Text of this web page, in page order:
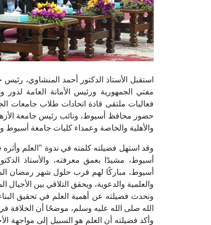
استقبل الأستاذ الدكتور أحمد المنشاوي،
مفتي الجمهورية ورئيس الأمانة العامة
حضور محافظ أسيوط، ونائب رئيس جامعة
والأهلية والخاصة وعمداء كليات جامعة أسيوط
وقد استهل فضيلته كلمته في ندوة "العلم
أسيوط، مشيدًا بعمق معرفته، والأستاذ
أسيوط، مباركًا لهم قرب حلول شهر رمضان
والعلمية والدعوية، ويحقق التلاقي بين الأجيال
وتحدث فضيلته عن أهمية العلم في تحقيق
الله صلى الله عليه وسلم، موضحًا أن الخلافة
وأكد فضيلته أن العلم هو السبيل إلى مواجهة